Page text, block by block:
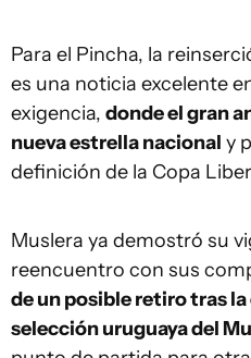
Para el Pincha, la
es una noticia excelente
exigencia, donde el gran
nueva estrella nacional y
definición de la Copa
Muslera ya demostró su
reencuentro con sus
de un posible retiro tras
selección uruguaya del